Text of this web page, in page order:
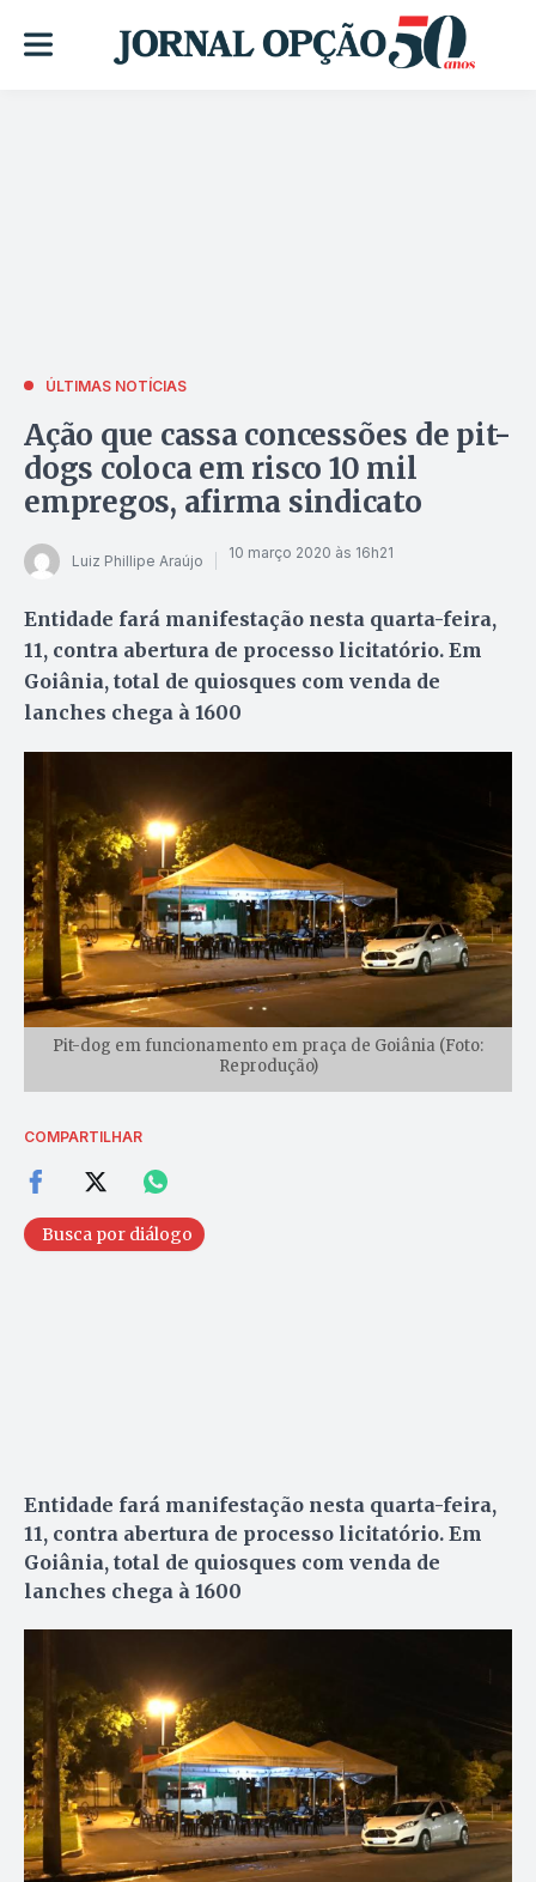
ÚLTIMAS NOTÍCIAS
Ação que cassa concessões de pit-
dogs coloca em risco 10 mil
empregos, afirma sindicato
Luiz Phillipe Araújo 10 março 2020 às 16h21
Entidade fará manifestação nesta quarta-feira,
11, contra abertura de processo licitatório. Em
Goiânia, total de quiosques com venda de
lanches chega à 1600
Pit-dog em funcionamento em praça de Goiânia (Foto:
Reprodução)
COMPARTILHAR
Busca por diálogo
Entidade fará manifestação nesta quarta-feira,
11, contra abertura de processo licitatório. Em
Goiânia, total de quiosques com venda de
lanches chega à 1600